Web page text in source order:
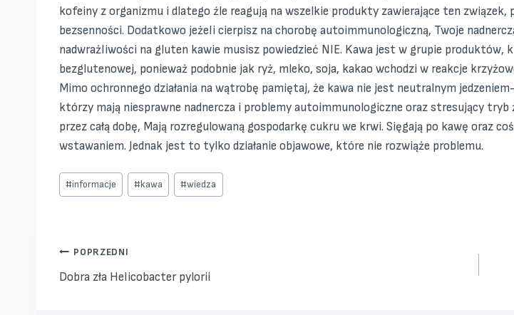
kofeiny z organizmu i dlatego źle reagują na wszelkie produkty zawierające ten związek,
bezsenności. Dodatkowo jeżeli cierpisz na chorobę autoimmunologiczną, Twoje
nadwrażliwości na gluten kawie musisz powiedzieć NIE. Kawa jest w grupie
bezglutenowej, ponieważ podobnie jak ryż, mleko, soja, kakao wchodzi w reakcje
Mimo ochronnego działania na wątrobę pamiętaj, że kawa nie jest neutralnym
którzy mają niesprawne nadnercza i problemy autoimmunologiczne oraz stresujący
przez całą dobę, Mają rozregulowaną gospodarkę cukru we krwi. Sięgają po kawę oraz
wstawaniem. Jednak jest to tylko działanie objawowe, które nie rozwiąże problemu.
Tagi
wpisu:
#informacje #kawa #wiedza
Nawigacja
wpisu
POPRZEDNI
Dobra zła Helicobacter pylorii